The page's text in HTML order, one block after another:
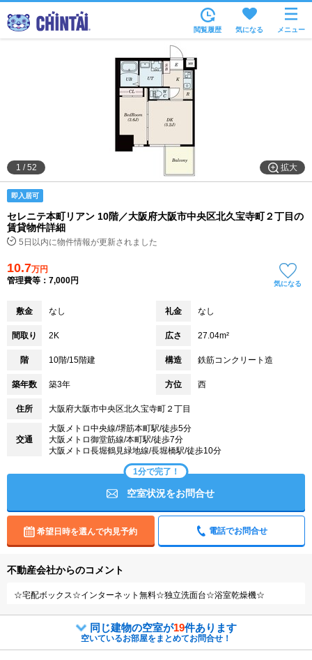
沿線・駅から
住所から
家賃相場から
通勤通学時間から
物件特集から
不動産会社から
閲覧履歴 気になる メニュー
拡大
1 /52
即入居可
セレニテ本町リアン 10階／大阪府大阪市中央区北久宝寺町２丁目の
賃貸物件詳細
5日以内に物件情報が更新されました
10.7万円
管理費等：7,000円
気になる
敷金 なし 礼金 なし
間取り 2K 広さ 27.04m²
階 10階/15階建 構造 鉄筋コンクリート造
築年数 築3年 方位 西
住所 大阪府大阪市中央区北久宝寺町２丁目
交通
大阪メトロ中央線/堺筋本町駅/徒歩5分
大阪メトロ御堂筋線/本町駅/徒歩7分
大阪メトロ長堀鶴見緑地線/長堀橋駅/徒歩10分
1分で完了！
空室状況をお問合せ
希望日時を選んで内見予約 電話でお問合せ
不動産会社からのコメント
☆宅配ボックス☆インターネット無料☆独立洗面台☆浴室乾燥機☆
同じ建物の空室が19件あります
空いているお部屋をまとめてお問合せ！